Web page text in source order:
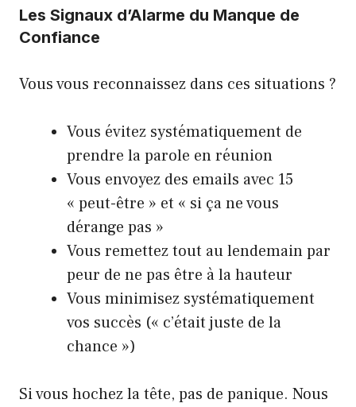
Les Signaux d’Alarme du Manque de
Confiance
Vous vous reconnaissez dans ces situations ?
Vous évitez systématiquement de
prendre la parole en réunion
Vous envoyez des emails avec 15
« peut-être » et « si ça ne vous
dérange pas »
Vous remettez tout au lendemain par
peur de ne pas être à la hauteur
Vous minimisez systématiquement
vos succès (« c’était juste de la
chance »)
Si vous hochez la tête, pas de panique. Nous